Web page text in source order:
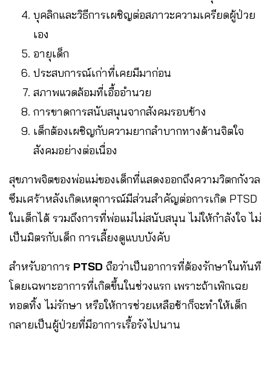
บุคลิกและวิธีการเผชิญต่อสภาวะความเครียดผู้ป่วย
เอง
อายุเด็ก
ประสบการณ์เก่าที่เคยมีมาก่อน
สภาพแวดล้อมที่เอื้ออำนวย
การขาดการสนับสนุนจากสังคมรอบข้าง
เด็กต้องเผชิญกับความยากลำบากทางด้านจิตใจ
สังคมอย่างต่อเนื่อง
สุขภาพจิตของพ่อแม่ของเด็กที่แสดงออกถึงความวิตกกังวล
ซึมเศร้าหลังเกิดเหตุการณ์มีส่วนสำคัญต่อการเกิด PTSD
ในเด็กได้ รวมถึงการที่พ่อแม่ไม่สนับสนุน ไม่ให้กำลังใจ ไม่
เป็นมิตรกับเด็ก การเลี้ยงดูแบบบังคับ
สำหรับอาการ PTSD ถือว่าเป็นอาการที่ต้องรักษาในทันที
โดยเฉพาะอาการที่เกิดขึ้นในช่วงแรก เพราะถ้าเพิกเฉย
ทอดทิ้ง ไม่รักษา หรือให้การช่วยเหลือช้าก็จะทำให้เด็ก
กลายเป็นผู้ป่วยที่มีอาการเรื้อรังไปนาน